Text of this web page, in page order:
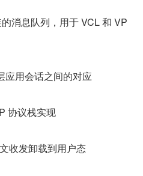
消息队列，用于 VCL 和 VP
应用会话之间的对应
协议栈实现
收发卸载到用户态